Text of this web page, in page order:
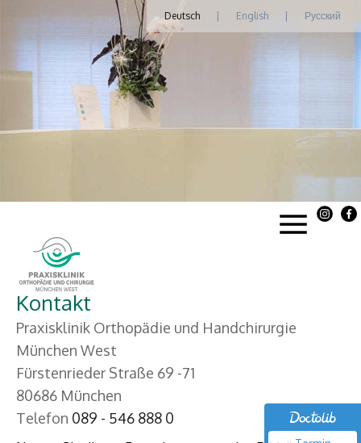
Deutsch English Русский
Kontakt
Praxisklinik Orthopädie und Handchirurgie
München West
Fürstenrieder Straße 69 -71
80686 München
Telefon 089 - 546 888 0